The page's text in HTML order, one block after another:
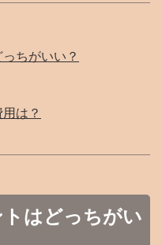
ちがいい？
は？
はどっちがい